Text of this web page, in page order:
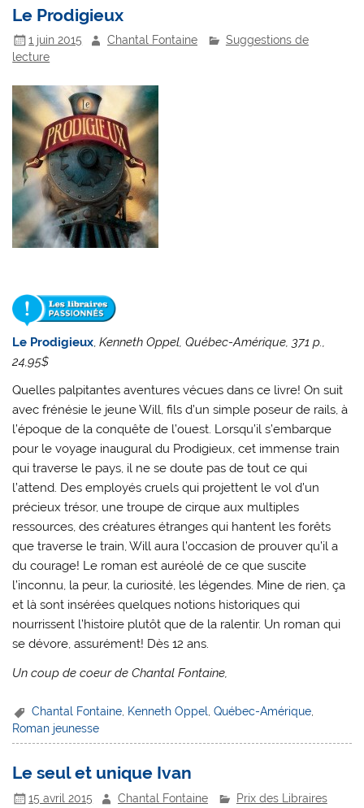
Le Prodigieux
1 juin 2015 Chantal Fontaine
Suggestions de
lecture
Le Prodigieux,Kenneth Oppel, Québec-Amérique, 371 p.,
24,95$
Quelles palpitantes aventures vécues dans ce livre! On suit
avec frénésie le jeune Will, fils d’un simple poseur de rails, à
l’époque de la conquête de l’ouest. Lorsqu’il s’embarque
pour le voyage inaugural du Prodigieux, cet immense train
qui traverse le pays, il ne se doute pas de tout ce qui
l’attend. Des employés cruels qui projettent le vol d’un
précieux trésor, une troupe de cirque aux multiples
ressources, des créatures étranges qui hantent les forêts
que traverse le train, Will aura l’occasion de prouver qu’il a
du courage! Le roman est auréolé de ce que suscite
l’inconnu, la peur, la curiosité, les légendes. Mine de rien, ça
et là sont insérées quelques notions historiques qui
nourrissent l’histoire plutôt que de la ralentir. Un roman qui
se dévore, assurément! Dès 12 ans.
Un coup de coeur de Chantal Fontaine,
Chantal Fontaine Kenneth Oppel ,Québec-Amérique
Roman jeunesse
Le seul et unique Ivan
15 avril 2015 Chantal Fontaine
Prix des Libraires